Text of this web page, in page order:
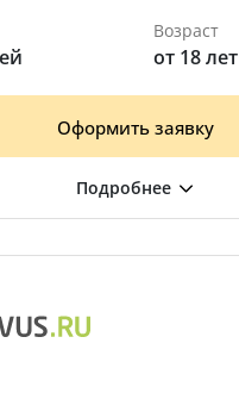
Возраст
от 18 лет
Оформить заявку